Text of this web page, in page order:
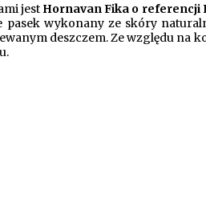
jest Hornavan Fika o referencji
wykonany ze skóry
deszczem. Ze względu na